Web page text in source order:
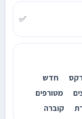
✅
חדש
48 קפיצים מטורפים
קוברה